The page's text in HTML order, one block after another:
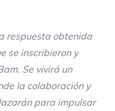
respuesta obtenida
se inscribieron y
. Se vivirá un
la colaboración y
para impulsar